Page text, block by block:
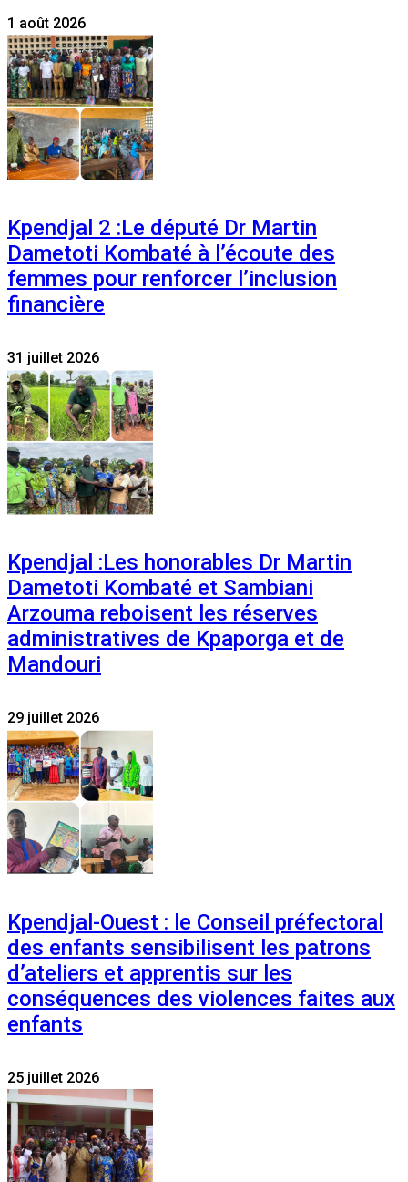
1 août 2026
Kpendjal 2 :Le député Dr Martin
Dametoti Kombaté à l’écoute des
femmes pour renforcer l’inclusion
financière
31 juillet 2026
Kpendjal :Les honorables Dr Martin
Dametoti Kombaté et Sambiani
Arzouma reboisent les réserves
administratives de Kpaporga et de
Mandouri
29 juillet 2026
Kpendjal-Ouest : le Conseil préfectoral
des enfants sensibilisent les patrons
d’ateliers et apprentis sur les
conséquences des violences faites aux
enfants
25 juillet 2026